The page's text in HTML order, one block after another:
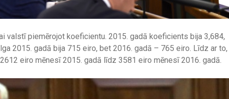
valstī piemērojot koeficientu. 2015. gadā koeficients bija 3,684,
2015. gadā bija 715 eiro, bet 2016. gadā – 765 eiro. Līdz ar to,
eiro mēnesī 2015. gadā līdz 3581 eiro mēnesī 2016. gadā.